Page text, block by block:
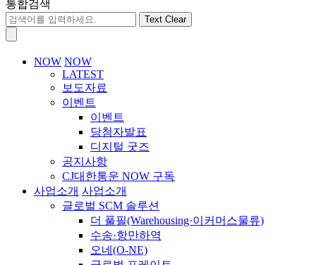
통합검색
Text Clear
NOW NOW
LATEST
보도자료
이벤트
이벤트
당첨자발표
디지털 굿즈
공지사항
CJ대한통운 NOW 구독
사업소개 사업소개
글로벌 SCM 솔루션
더 풀필(Warehousing·이커머스물류)
수송·항만하역
오네(O-NE)